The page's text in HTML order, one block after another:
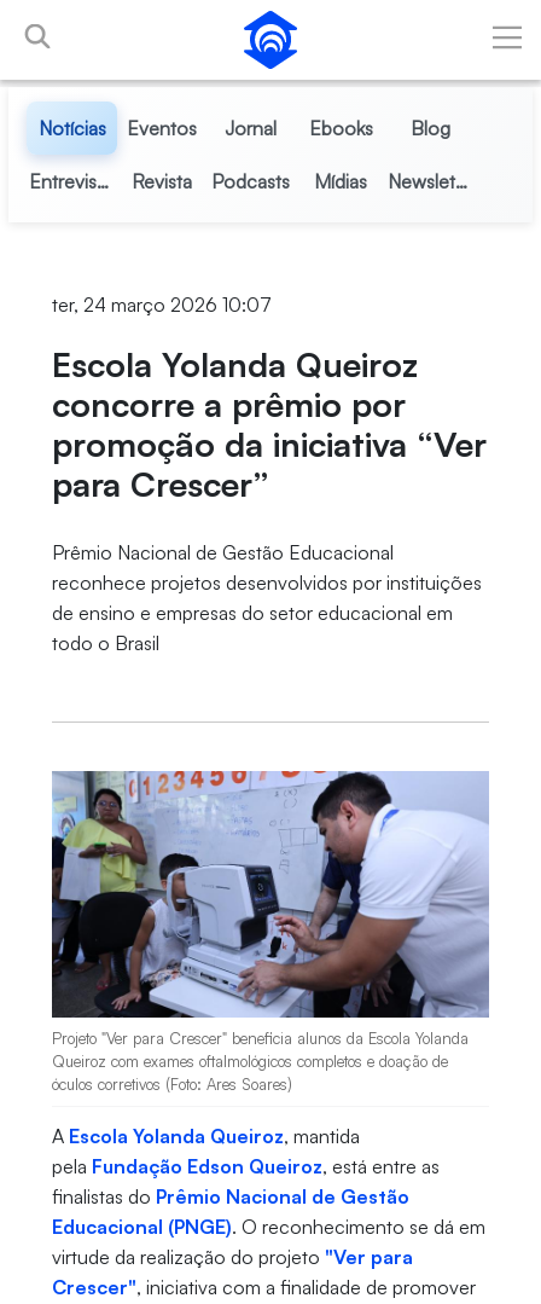
Pular para o Conteúdo principal
Notícias Eventos Jornal Ebooks Blog
Entrevistas Revista Podcasts Mídias Newsletter
ter, 24 março 2026 10:07
Escola Yolanda Queiroz
concorre a prêmio por
promoção da iniciativa “Ver
para Crescer”
Prêmio Nacional de Gestão Educacional
reconhece projetos desenvolvidos por instituições
de ensino e empresas do setor educacional em
todo o Brasil
Projeto "Ver para Crescer" beneficia alunos da Escola Yolanda
Queiroz com exames oftalmológicos completos e doação de
óculos corretivos (Foto: Ares Soares)
A Escola Yolanda Queiroz, mantida
pela Fundação Edson Queiroz, está entre as
finalistas do Prêmio Nacional de Gestão
Educacional (PNGE). O reconhecimento se dá em
virtude da realização do projeto "Ver para
Crescer", iniciativa com a finalidade de promover